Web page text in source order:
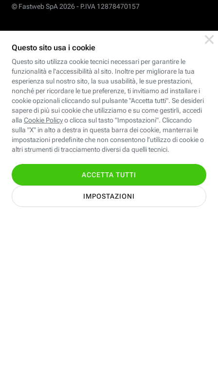
© Fastweb SpA 2026 - P.IVA 12878470157